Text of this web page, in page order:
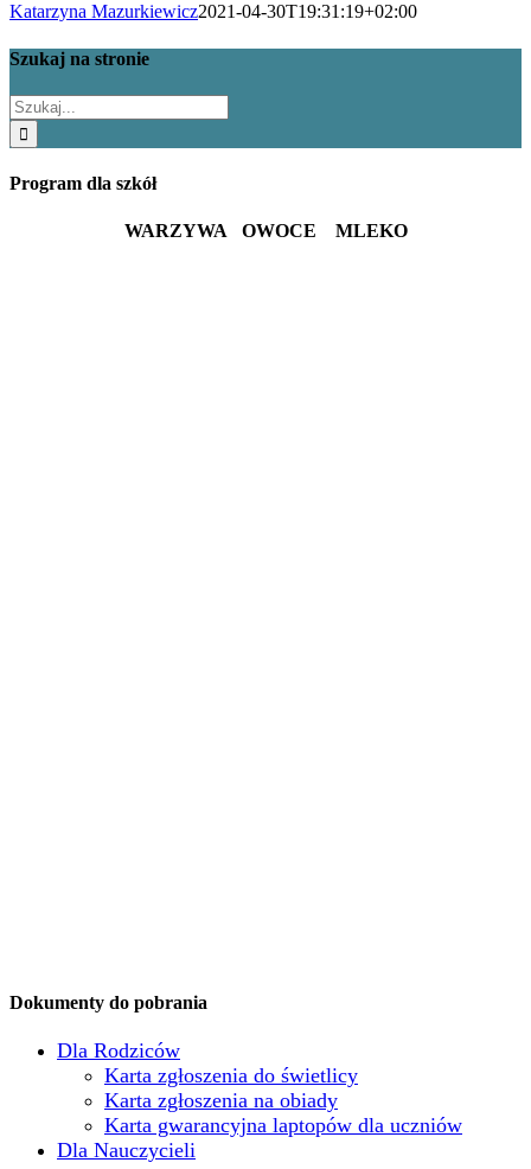
Katarzyna Mazurkiewicz2021-04-30T19:31:19+02:00
Szukaj na stronie
Szukaj
Program dla szkół
WARZYWA OWOCE MLEKO
Dokumenty do pobrania
Dla Rodziców
Karta zgłoszenia do świetlicy
Karta zgłoszenia na obiady
Karta gwarancyjna laptopów dla uczniów
Dla Nauczycieli